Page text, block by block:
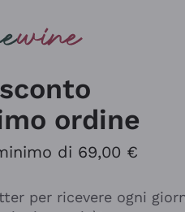
ordine
di 69,00 €
per ricevere ogni